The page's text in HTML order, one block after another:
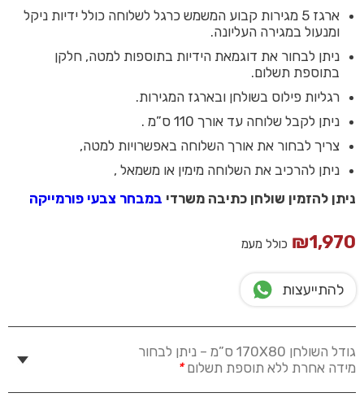
ארגז 5 מגירות קבוע המשמש כרגל לשלוחה כולל ידיות ניקל
ומנעול במגירה העליונה.
ניתן לבחור את דוגמאת הידיות בתוספות למטה, חלקן
בתוספת תשלום.
רגליות פילוס בשולחן ובארגז המגירות.
ניתן לקבל שלוחה עד אורך 110 ס”מ .
צריך לבחור את אורך השלוחה באפשרויות למטה,
ניתן להרכיב את השלוחה מימין או משמאל ,
ניתן להזמין שולחן כתיבה משרדי במבחר צבעי פורמייקה
₪1,970 כולל מעמ
להתייעצות
גודל השולחן 170X80 ס”מ – ניתן לבחור
מידה אחרת ללא תוספת תשלום*